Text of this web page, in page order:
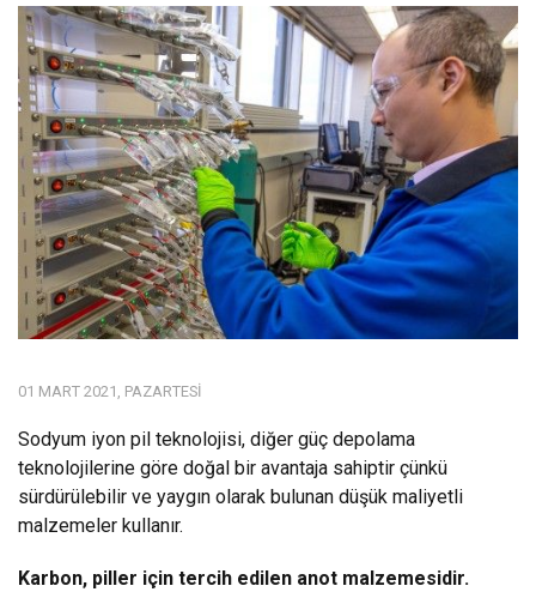
01 MART 2021, PAZARTESI
Sodyum iyon pil teknolojisi, diğer güç depolama
teknolojilerine göre doğal bir avantaja sahiptir çünkü
sürdürülebilir ve yaygın olarak bulunan düşük maliyetli
malzemeler kullanır.
Karbon, piller için tercih edilen anot malzemesidir.